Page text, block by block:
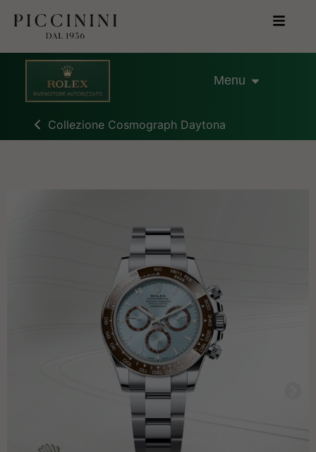
Menu
Collezione Cosmograph Daytona